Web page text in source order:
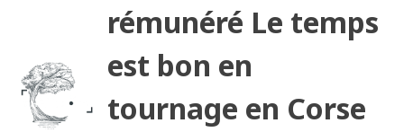
rémunéré Le temps
est bon en
tournage en Corse